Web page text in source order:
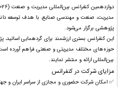
مدیریت، صنعت و مهندسی صنایع، با هدف توسعه
پژوهشی برگزار می‌شود.
این کنفرانس بستری ارزشمند برای گردهمایی اساتید،
حوزه‌های مختلف مدیریتی و صنعتی فراهم آورده
بین‌المللی ارائه و منتشر نمایند.
مزایای شرکت در کنفرانس
✅ امکان شرکت حضوری و مجازی از سراسر ایران و